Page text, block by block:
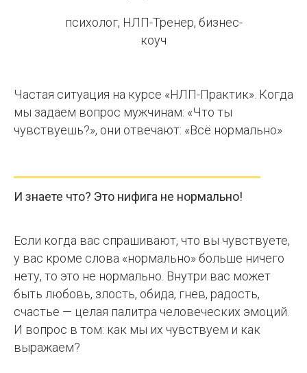
психолог, НЛП-Тренер, бизнес-
коуч
Частая ситуация на курсе «НЛП-Практик». Когда
мы задаем вопрос мужчинам: «Что ты
чувствуешь?», они отвечают: «Всё нормально»
И знаете что? Это нифига не нормально!
Если когда вас спрашивают, что вы чувствуете,
у вас кроме слова «нормально» больше ничего
нету, то это не нормально. Внутри вас может
быть любовь, злость, обида, гнев, радость,
счастье — целая палитра человеческих эмоций.
И вопрос в том: как мы их чувствуем и как
выражаем?